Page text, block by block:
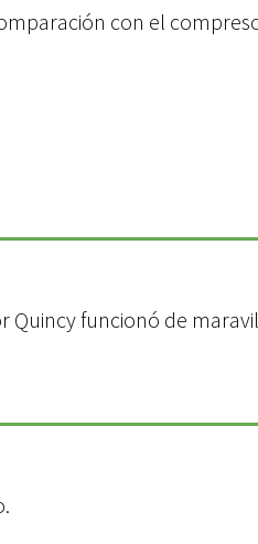
con el
Quincy funcionó de